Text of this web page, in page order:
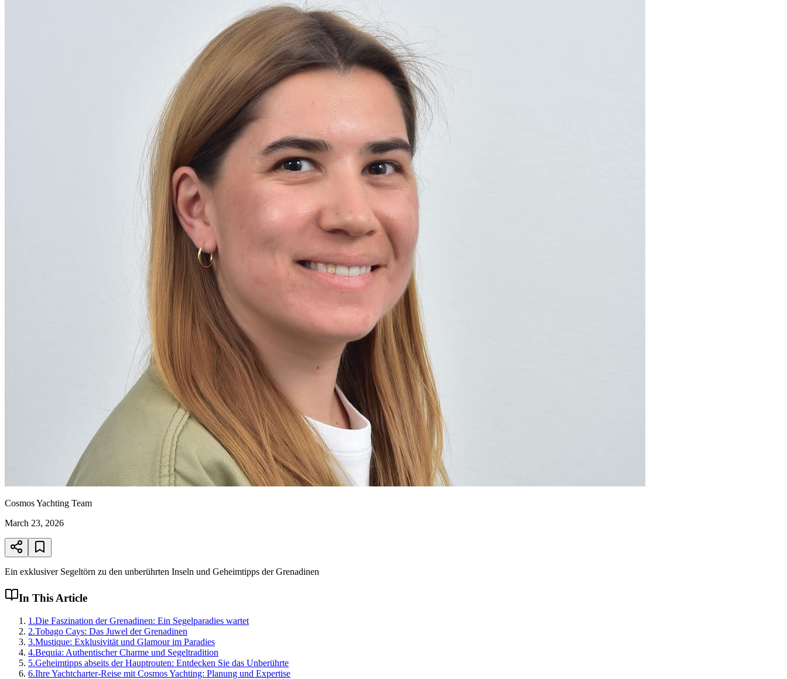
Cosmos Yachting Team
March 23, 2026
Ein exklusiver Segeltörn zu den unberührten Inseln und Geheimtipps der Grenadinen
In This Article
1 .Die Faszination der Grenadinen: Ein Segelparadies wartet
2.Tobago Cays: Das Juwel der Grenadinen
3.Mustique: Exklusivität und Glamour im Paradies
4.Bequia: Authentischer Charme und Segeltradition
5.Geheimtipps abseits der Hauptrouten: Entdecken Sie das Unberührte
6.Ihre Yachtcharter-Reise mit Cosmos Yachting: Planung und Expertise